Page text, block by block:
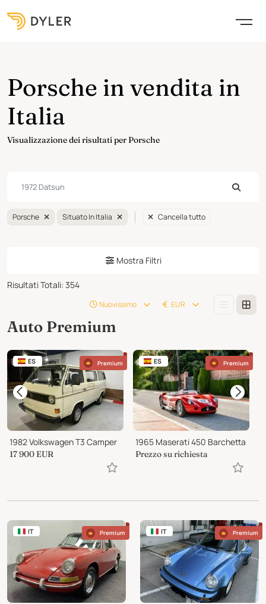
Porsche in vendita in
Italia
Visualizzazione dei risultati per Porsche
Porsche Situato In Italia Cancella tutto
Mostra Filtri
Risultati Totali: 354
Nuovissimo EUR
Auto Premium
ES Premium
1982 Volkswagen T3 Camper
17 900 EUR
ES Premium
1965 Maserati 450 Barchetta
Prezzo su richiesta
IT Premium IT Premium